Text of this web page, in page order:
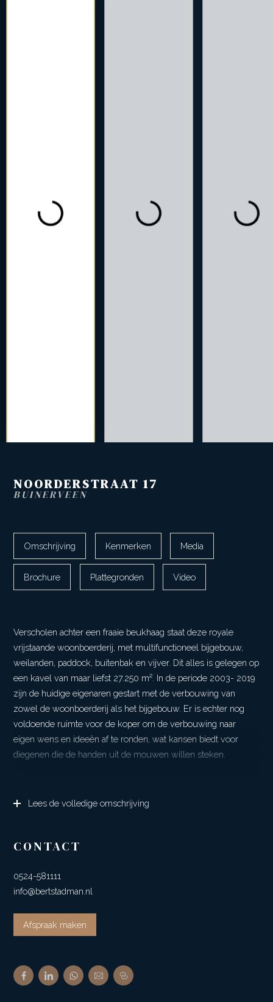
NOORDERSTRAAT 17
BUINERVEEN
Omschrijving Kenmerken Media
Brochure Plattegronden Video
Verscholen achter een fraaie beukhaag staat deze royale
vrijstaande woonboerderij, met multifunctioneel bijgebouw,
weilanden, paddock, buitenbak en vijver. Dit alles is gelegen op
een kavel van maar liefst 27.250 m². In de periode 2003- 2019
zijn de huidige eigenaren gestart met de verbouwing van
zowel de woonboerderij als het bijgebouw. Er is echter nog
voldoende ruimte voor de koper om de verbouwing naar
eigen wens en ideeën af te ronden, wat kansen biedt voor
diegenen die de handen uit de mouwen willen steken.
pannen) en het dak van het bijgebouw is in 2019 compleet
met geglazuurde pannen. Zowel de boerderij als het
Daarnaast zijn er in 2019 22 zonnepanelen geplaatst, met een
jaarlijkse opbrengst van circa 6500 kWh.
Door de omvang van de kavel is het pand uitermate geschikt
voor bijvoorbeeld een paardenliefhebber. Het ruime bijgebouw,
fotostudio of mantelzorgwoning. Het bijgebouw heeft een
schuimbetonvloer en is verdeeld over ca. 255 m² op de
Lees de volledige omschrijving
CONTACT
0524-581111
info@bertstadman.nl
Afspraak maken